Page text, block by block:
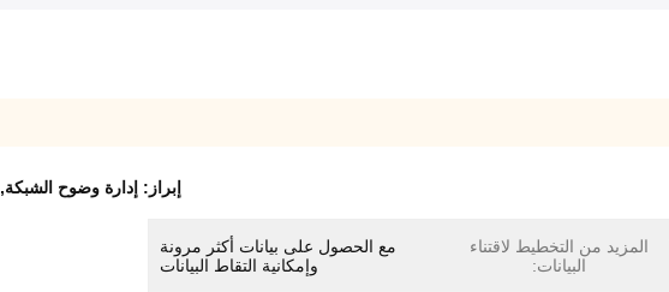
إبراز: إدارة وضوح الشبكة,
المزيد من التخطيط لاقتناء
البيانات:
مع الحصول على بيانات أكثر مرونة
وإمكانية التقاط البيانات